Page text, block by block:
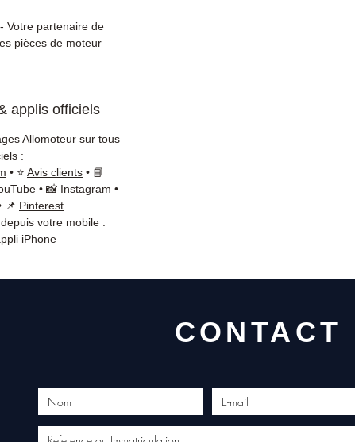
Votre partenaire de
pièces de moteur
applis officiels
Allomoteur sur tous
:
• ⭐ Avis clients • 📘
• 📸 Instagram •
📌 Pinterest
votre mobile :
iPhone
CONTACT